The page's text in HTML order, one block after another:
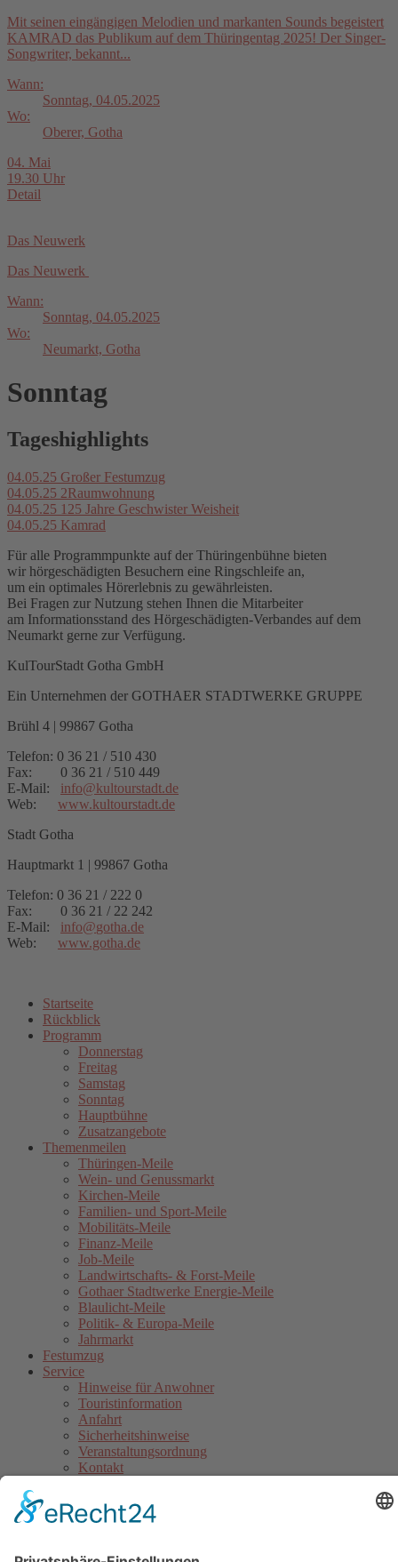
Mit seinen eingängigen Melodien und markanten Sounds begeistert
KAMRAD das Publikum auf dem Thüringentag 2025! Der Singer-
Songwriter, bekannt...
Wann:
Sonntag, 04.05.2025
Wo:
Oberer, Gotha
04. Mai
19.30 Uhr
Detail
Das Neuwerk
Das Neuwerk
Wann:
Sonntag, 04.05.2025
Wo:
Neumarkt, Gotha
Sonntag
Tageshighlights
04.05.25 Großer Festumzug
04.05.25 2Raumwohnung
04.05.25 125 Jahre Geschwister Weisheit
04.05.25 Kamrad
Für alle Programmpunkte auf der Thüringenbühne bieten
wir hörgeschädigten Besuchern eine Ringschleife an,
um ein optimales Hörerlebnis zu gewährleisten.
Bei Fragen zur Nutzung stehen Ihnen die Mitarbeiter
am Informationsstand des Hörgeschädigten-Verbandes auf dem
Neumarkt gerne zur Verfügung.
KulTourStadt Gotha GmbH
Ein Unternehmen der GOTHAER STADTWERKE GRUPPE
Brühl 4 | 99867 Gotha
Telefon: 0 36 21 / 510 430
Fax: 0 36 21 / 510 449
E-Mail: info@kultourstadt.de
Web: www.kultourstadt.de
Stadt Gotha
Hauptmarkt 1 | 99867 Gotha
Telefon: 0 36 21 / 222 0
Fax: 0 36 21 / 22 242
E-Mail: info@gotha.de
Web: www.gotha.de
Startseite
Rückblick
Programm
Donnerstag
Freitag
Samstag
Sonntag
Hauptbühne
Zusatzangebote
Themenmeilen
Thüringen-Meile
Wein- und Genussmarkt
Kirchen-Meile
Familien- und Sport-Meile
Mobilitäts-Meile
Finanz-Meile
Job-Meile
Landwirtschafts- & Forst-Meile
Gothaer Stadtwerke Energie-Meile
Blaulicht-Meile
Politik- & Europa-Meile
Jahrmarkt
Festumzug
Service
Hinweise für Anwohner
Touristinformation
Anfahrt
Sicherheitshinweise
Veranstaltungsordnung
Kontakt
Sponsoren